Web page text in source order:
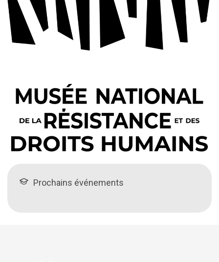
Prochains événements